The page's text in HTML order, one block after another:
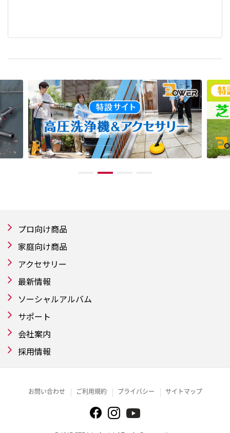
プロ向け商品
家庭向け商品
アクセサリー
最新情報
ソーシャルアルバム
サポート
会社案内
採用情報
お問い合わせ ご利用規約 プライバシー サイトマップ